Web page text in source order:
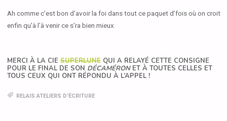
Ah comme c’est bon d’avoir la foi dans tout ce paquet d’fois où on croit
enfin qu’à l’à venir ce s’ra bien mieux.
MERCI À LA CIESUPERLUNE QUI A RELAYÉ CETTE CONSIGNE
POUR LE FINAL DE SON DÉCAMÉRONET À TOUTES CELLES ET
TOUS CEUX QUI ONT RÉPONDU À L’APPEL !
RELAIS ATELIERS D'ÉCRITURE